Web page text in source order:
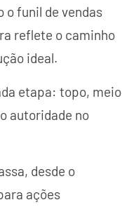
o funil de vendas
reflete o caminho
ideal.
etapa: topo, meio
autoridade no
desde o
ações